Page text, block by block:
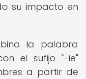
su impacto en
la palabra
el sufijo "-ie"
a partir de